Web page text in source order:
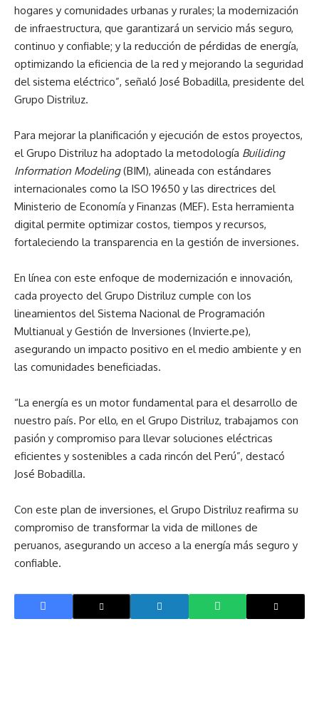
hogares y comunidades urbanas y rurales; la modernización
de infraestructura, que garantizará un servicio más seguro,
continuo y confiable; y la reducción de pérdidas de energía,
optimizando la eficiencia de la red y mejorando la seguridad
del sistema eléctrico”, señaló José Bobadilla, presidente del
Grupo Distriluz.
Para mejorar la planificación y ejecución de estos proyectos,
el Grupo Distriluz ha adoptado la metodología Builiding
Information Modeling(BIM), alineada con estándares
internacionales como la ISO 19650 y las directrices del
Ministerio de Economía y Finanzas (MEF). Esta herramienta
digital permite optimizar costos, tiempos y recursos,
fortaleciendo la transparencia en la gestión de inversiones.
En línea con este enfoque de modernización e innovación,
cada proyecto del Grupo Distriluz cumple con los
lineamientos del Sistema Nacional de Programación
Multianual y Gestión de Inversiones (Invierte.pe),
asegurando un impacto positivo en el medio ambiente y en
las comunidades beneficiadas.
“La energía es un motor fundamental para el desarrollo de
nuestro país. Por ello, en el Grupo Distriluz, trabajamos con
pasión y compromiso para llevar soluciones eléctricas
eficientes y sostenibles a cada rincón del Perú”, destacó
José Bobadilla.
Con este plan de inversiones, el Grupo Distriluz reafirma su
compromiso de transformar la vida de millones de
peruanos, asegurando un acceso a la energía más seguro y
confiable.